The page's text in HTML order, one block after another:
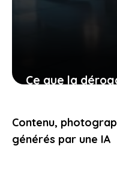
Ce que la
États-Unis
l’automobile
Contenu,
générés par une IA